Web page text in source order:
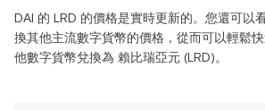
DAI 的 LRD 的價格是實時更新的。您還可以
換其他主流數字貨幣的價格，從而可以輕鬆
他數字貨幣兌換為 賴比瑞亞元 (LRD)。